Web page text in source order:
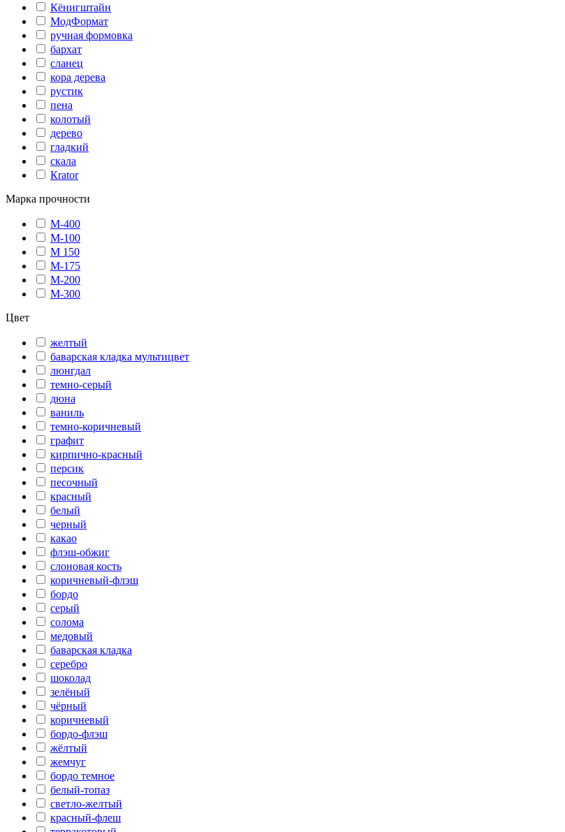
Кёнигштайн
МодФормат
ручная формовка
бархат
сланец
кора дерева
рустик
пена
колотый
дерево
гладкий
скала
Кrator
Марка прочности
М-400
М-100
М 150
М-175
М-200
М-300
Цвет
желтый
баварская кладка мультицвет
люнгдал
темно-серый
дюна
ваниль
темно-коричневый
графит
кирпично-красный
персик
песочный
красный
белый
черный
какао
флэш-обжиг
слоновая кость
коричневый-флэш
бордо
серый
солома
медовый
баварская кладка
серебро
шоколад
зелёный
чёрный
коричневый
бордо-флэш
жёлтый
жемчуг
бордо темное
белый-топаз
светло-желтый
красный-флеш